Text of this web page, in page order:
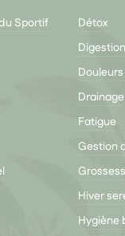
Sportif
Détox
Digestion
Drainage
Fatigue
Gestion
Hiver
Hygiène